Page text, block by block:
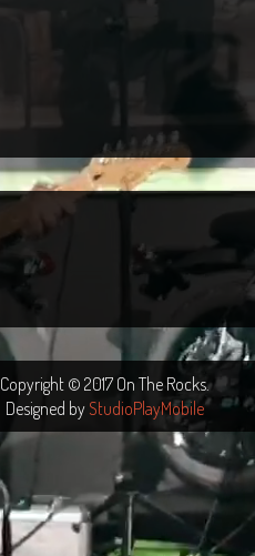
Copyright © 2017 On The Rocks.
Designed by StudioPlayMobile